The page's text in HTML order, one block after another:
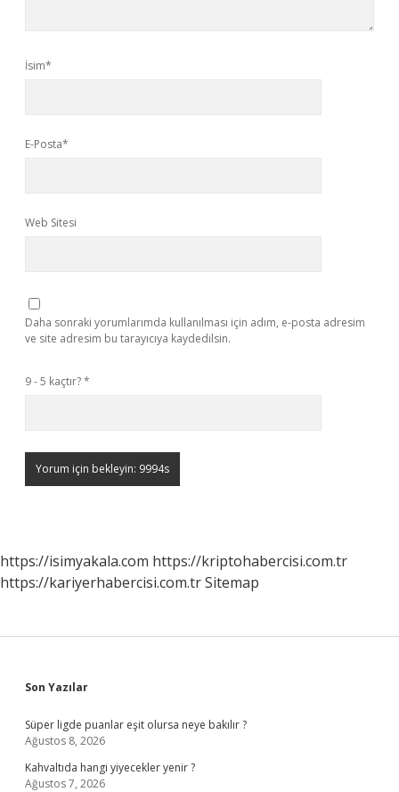
İsim*
E-Posta*
Web Sitesi
Daha sonraki yorumlarımda kullanılması için adım, e-posta adresim
ve site adresim bu tarayıcıya kaydedilsin.
9 - 5 kaçtır?*
https://isimyakala.com https://kriptohabercisi.com.tr
https://kariyerhabercisi.com.trSitemap
Sidebar
Son Yazılar
Süper ligde puanlar eşit olursa neye bakılır ?
Ağustos 8, 2026
Kahvaltıda hangi yiyecekler yenir ?
Ağustos 7, 2026